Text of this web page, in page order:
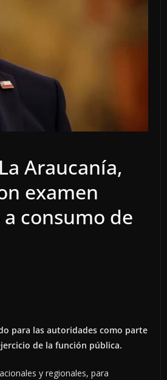
Araucanía,
examen
consumo de
para las autoridades como parte
de la función pública.
y regionales, para